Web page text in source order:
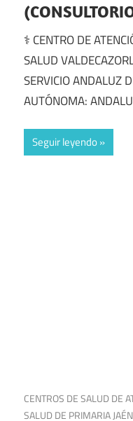
⚕️ CENTRO DE
SALUD
SERVICIO ANDALUZ
AUTÓNOMA:
Seguir leyendo
22 de junio de 2025
CENTROS DE SALUD DE
SALUD DE PRIMARIA JAÉN